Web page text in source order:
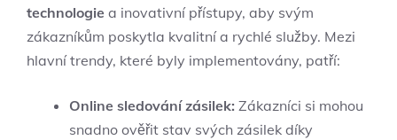
technologie a inovativní přístupy, aby svým
zákazníkům poskytla kvalitní a rychlé služby. Mezi
hlavní trendy, které byly implementovány, patří:
Online sledování zásilek: Zákazníci si mohou
snadno ověřit stav svých zásilek díky